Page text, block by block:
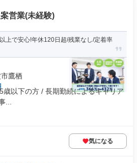
営業(未経験)
上で安心!年休120日超/残業なし/定着率
鷹栖
歳以下の方 / 長期勤続によるキャリア
...
気になる